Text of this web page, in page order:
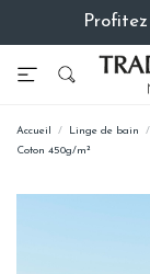
Accueil Linge de bain
Coton 450g/m²